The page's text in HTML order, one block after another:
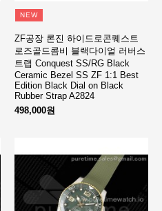
NEW
ZF공장 론진 하이드로콘퀘스트
로즈골드콤비 블랙다이얼 러버스
트랩 Conquest SS/RG Black
Ceramic Bezel SS ZF 1:1 Best
Edition Black Dial on Black
Rubber Strap A2824
498,000원